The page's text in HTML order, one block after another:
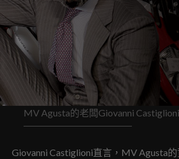
MV Agusta的老闆Giovanni Castiglioni
Giovanni Castiglioni直言，MV Agusta的